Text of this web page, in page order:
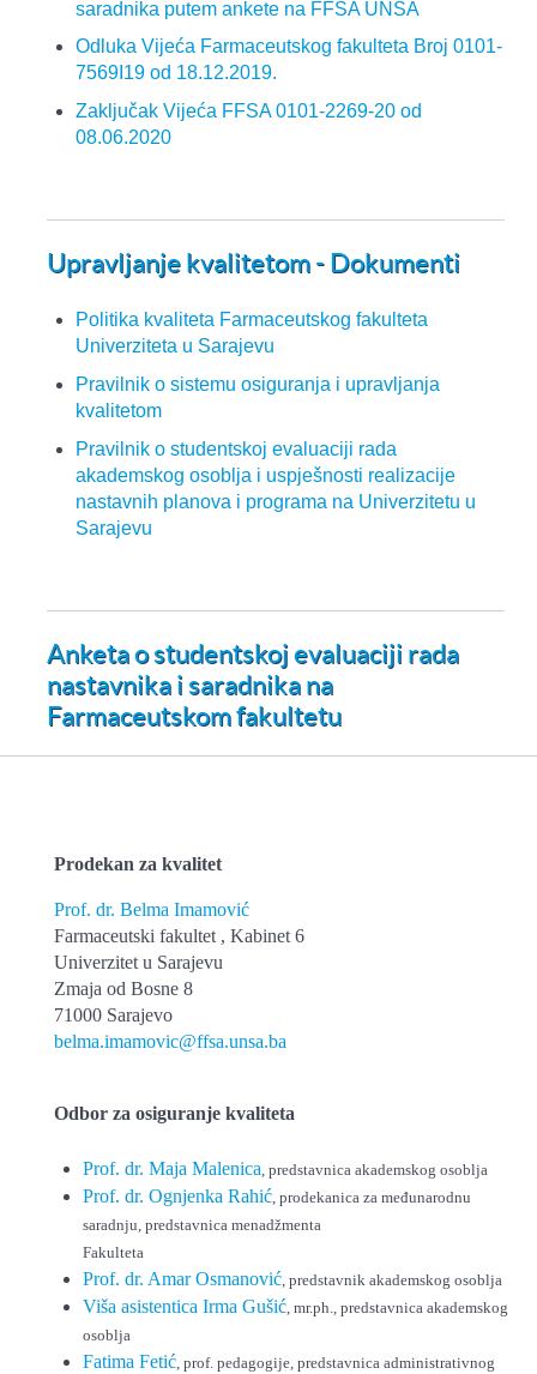
saradnika putem ankete na FFSA UNSA
Odluka Vijeća Farmaceutskog fakulteta Broj 0101-
7569I19 od 18.12.2019.
Zaključak Vijeća FFSA 0101-2269-20 od
08.06.2020
Upravljanje kvalitetom - Dokumenti
Politika kvaliteta Farmaceutskog fakulteta
Univerziteta u Sarajevu
Pravilnik o sistemu osiguranja i upravljanja
kvalitetom
Pravilnik o studentskoj evaluaciji rada
akademskog osoblja i uspješnosti realizacije
nastavnih planova i programa na Univerzitetu u
Sarajevu
Anketa o studentskoj evaluaciji rada
nastavnika i saradnika na
Farmaceutskom fakultetu
Prodekan za kvalitet
Prof. dr. Belma Imamović
Farmaceutski fakultet , Kabinet 6
Univerzitet u Sarajevu
Zmaja od Bosne 8
71000 Sarajevo
belma.imamovic@ffsa.unsa.ba
Odbor za osiguranje kvaliteta
Prof. dr. Maja Malenica, predstavnica akademskog osoblja
Prof. dr. Ognjenka Rahić, prodekanica za međunarodnu
saradnju, predstavnica menadžmenta
Fakulteta
Prof. dr. Amar Osmanović, predstavnik akademskog osoblja
Viša asistentica Irma Gušić, mr.ph., predstavnica akademskog
osoblja
Fatima Fetić, prof. pedagogije, predstavnica administrativnog